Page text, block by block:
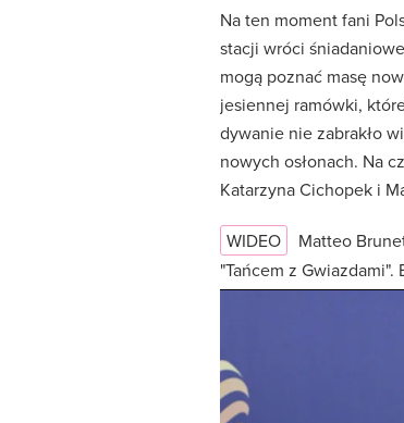
Na ten moment fani
stacji wróci
mogą poznać masę
jesiennej ramówki,
dywanie nie zabrakło
nowych osłonach. Na
Katarzyna Cichopek i
WIDEO
Matteo
"Tańcem z